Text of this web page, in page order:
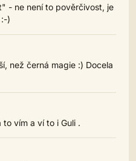
- ne není to pověrčivost, je
)
než černá magie :) Docela
vím a ví to i Guli .